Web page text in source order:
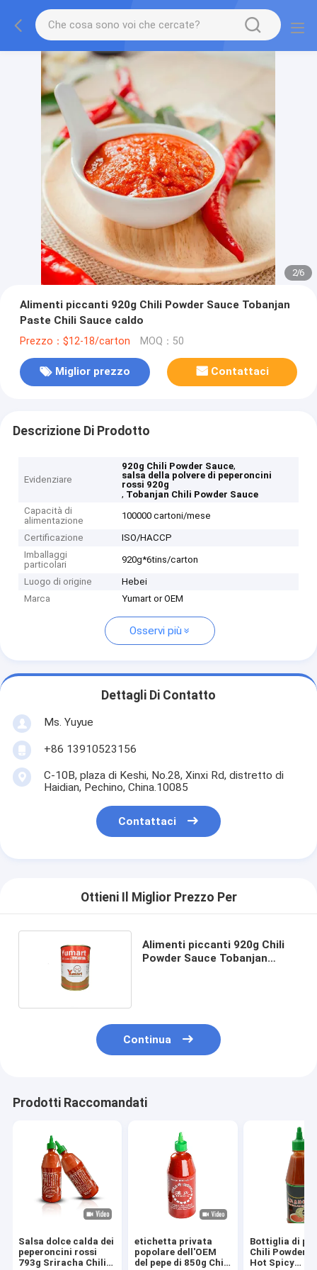
2/6
Alimenti piccanti 920g Chili Powder Sauce Tobanjan
Paste Chili Sauce caldo
Prezzo：$12-18/carton MOQ：50
Miglior prezzo Contattaci
Descrizione Di Prodotto
Evidenziare
920g Chili Powder Sauce,
salsa della polvere di peperoncini
rossi 920g
, Tobanjan Chili Powder Sauce
Capacità di
alimentazione
100000 cartoni/mese
Certificazione
ISO/HACCP
Imballaggi
particolari
920g*6tins/carton
Luogo di origine
Hebei
Marca
Yumart or OEM
Osservi più
Dettagli Di Contatto
Ms. Yuyue
+86 13910523156
C-10B, plaza di Keshi, No.28, Xinxi Rd, distretto di
Haidian, Pechino, China.10085
Contattaci
Ottieni Il Miglior Prezzo Per
Alimenti piccanti 920g Chili
Powder Sauce Tobanjan
Continua
Prodotti Raccomandati
Salsa dolce calda dei
peperoncini rossi
793g Sriracha Chili
etichetta privata
popolare dell'OEM
del pepe di 850g Chili
Bottiglia di
Chili Powder
Hot Spicy